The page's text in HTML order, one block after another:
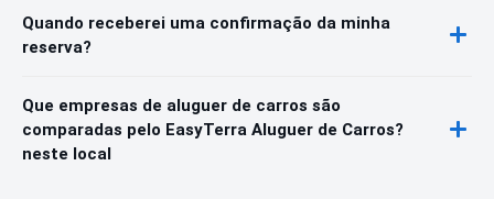
Quando receberei uma confirmação da minha
reserva?
Que empresas de aluguer de carros são
comparadas pelo EasyTerra Aluguer de Carros?
neste local